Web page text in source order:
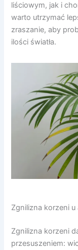
liściowym, jak i
warto utrzymać
zraszanie, aby
ilości światła.
Zgnilizna korzeni
Zgnilizna korzeni
przesuszeniem: